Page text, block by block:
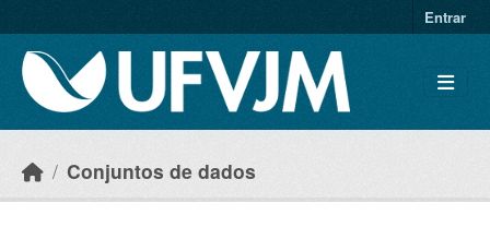
Entrar
Conjuntos de dados